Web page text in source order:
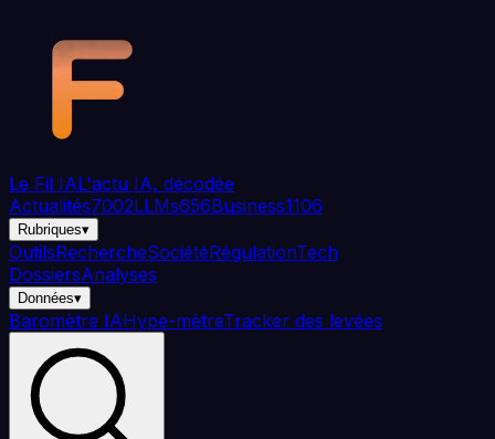
Le Fil IAL'actu IA, décodée
Actualités7002LLMs656Business1106
Rubriques▾
OutilsRechercheSociétéRégulationTech
DossiersAnalyses
Données▾
Baromètre IAHype-mètreTracker des levées